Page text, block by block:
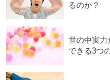
るのか？
世の中実力
できる3つ